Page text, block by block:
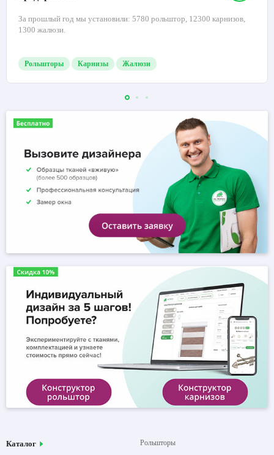
За прошлый год мы установили: 5780 рольштор, 12300 карнизов,
1300 жалюзи.
Рольшторы Карнизы Жалюзи
Каталог
Рольшторы